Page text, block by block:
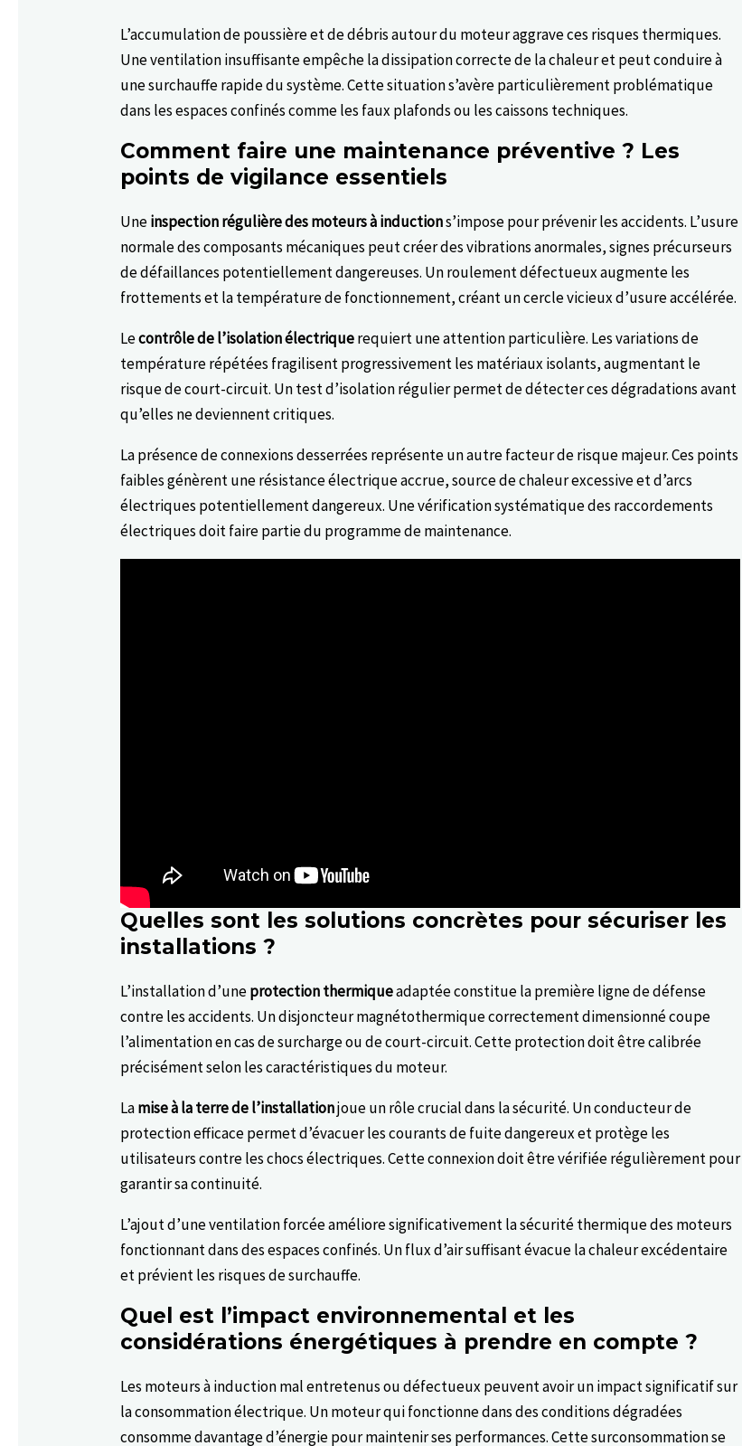
L’accumulation de poussière et de débris autour du moteur aggrave ces risques thermiques.
Une ventilation insuffisante empêche la dissipation correcte de la chaleur et peut conduire à
une surchauffe rapide du système. Cette situation s’avère particulièrement problématique
dans les espaces confinés comme les faux plafonds ou les caissons techniques.
Comment faire une maintenance préventive ? Les
points de vigilance essentiels
Uneinspection régulière des moteurs à inductions’impose pour prévenir les accidents. L’usure
normale des composants mécaniques peut créer des vibrations anormales, signes précurseurs
de défaillances potentiellement dangereuses. Un roulement défectueux augmente les
frottements et la température de fonctionnement, créant un cercle vicieux d’usure accélérée.
Lecontrôle de l’isolation électriquerequiert une attention particulière. Les variations de
température répétées fragilisent progressivement les matériaux isolants, augmentant le
risque de court-circuit. Un test d’isolation régulier permet de détecter ces dégradations avant
qu’elles ne deviennent critiques.
La présence de connexions desserrées représente un autre facteur de risque majeur. Ces points
faibles génèrent une résistance électrique accrue, source de chaleur excessive et d’arcs
électriques potentiellement dangereux. Une vérification systématique des raccordements
électriques doit faire partie du programme de maintenance.
Quelles sont les solutions concrètes pour sécuriser les
installations ?
L’installation d’uneprotection thermiqueadaptée constitue la première ligne de défense
contre les accidents. Un disjoncteur magnétothermique correctement dimensionné coupe
l’alimentation en cas de surcharge ou de court-circuit. Cette protection doit être calibrée
précisément selon les caractéristiques du moteur.
Lamise à la terre de l’installationjoue un rôle crucial dans la sécurité. Un conducteur de
protection efficace permet d’évacuer les courants de fuite dangereux et protège les
utilisateurs contre les chocs électriques. Cette connexion doit être vérifiée régulièrement pour
garantir sa continuité.
L’ajout d’une ventilation forcée améliore significativement la sécurité thermique des moteurs
fonctionnant dans des espaces confinés. Un flux d’air suffisant évacue la chaleur excédentaire
et prévient les risques de surchauffe.
Quel est l’impact environnemental et les
considérations énergétiques à prendre en compte ?
Les moteurs à induction mal entretenus ou défectueux peuvent avoir un impact significatif sur
la consommation électrique. Un moteur qui fonctionne dans des conditions dégradées
consomme davantage d’énergie pour maintenir ses performances. Cette surconsommation se